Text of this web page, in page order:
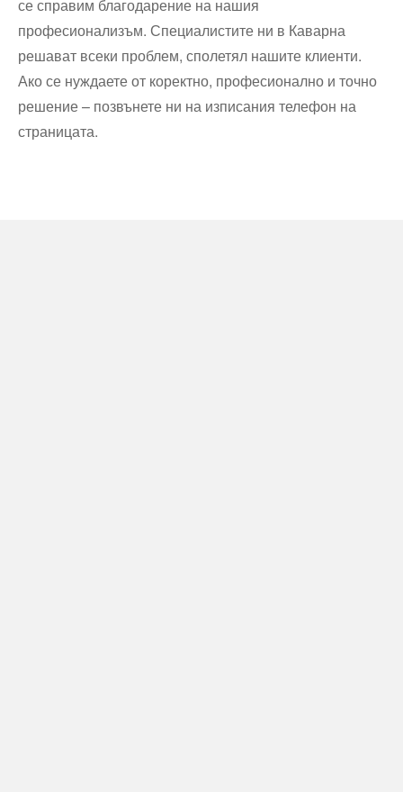
се справим благодарение на нашия
професионализъм. Специалистите ни в Каварна
решават всеки проблем, сполетял нашите клиенти.
Ако се нуждаете от коректно, професионално и точно
решение – позвънете ни на изписания телефон на
страницата.